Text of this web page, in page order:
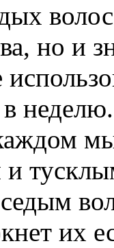
но и
и
их